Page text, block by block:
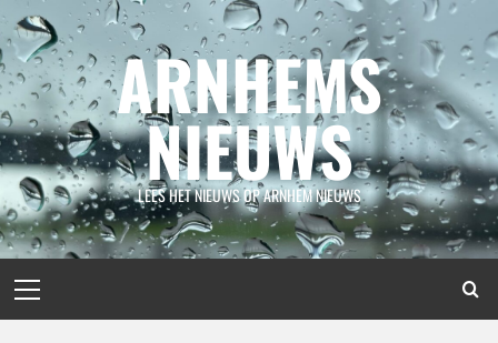
Spring
naar
inhoud
ARNHEMS
NIEUWS
LEES HET NIEUWS OP ARNHEM NIEUWS
menu